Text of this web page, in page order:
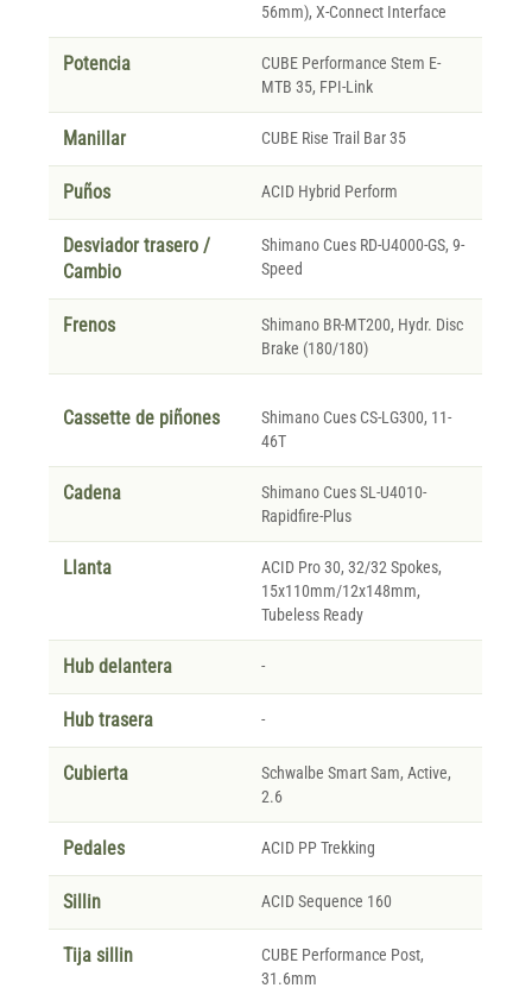
56mm), X-Connect Interface
Potencia
CUBE Performance Stem E-
MTB 35, FPI-Link
Manillar CUBE Rise Trail Bar 35
Puños ACID Hybrid Perform
Desviador trasero /
Cambio
Shimano Cues RD-U4000-GS, 9-
Speed
Frenos
Shimano BR-MT200, Hydr. Disc
Brake (180/180)
Cassette de piñones
Shimano Cues CS-LG300, 11-
46T
Cadena
Shimano Cues SL-U4010-
Rapidfire-Plus
Llanta
ACID Pro 30, 32/32 Spokes,
15x110mm/12x148mm,
Tubeless Ready
Hub delantera -
Hub trasera -
Cubierta
Schwalbe Smart Sam, Active,
2.6
Pedales ACID PP Trekking
Sillin ACID Sequence 160
Tija sillin
CUBE Performance Post,
31.6mm